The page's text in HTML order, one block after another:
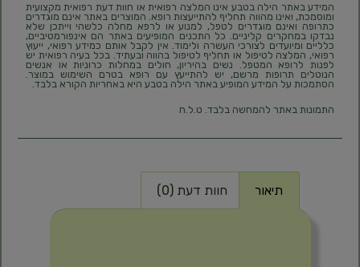
המידע באתר הילה בטבע אינו המלצה רפואית או חוות דעת רפואית מקצועית
ומוסמכת, ואינו מהווה תחליף להתייעצות רופא. המוצרים באתר אינם מוגדרים
כתרופה ואינם מוגדרים לטפל, למנוע או לרפא מחלה כלשהי וייתכן שלא
נבדקו במחקרים קליניים. כל התכנים המופיעים באתר הם אינפורמטיביים,
כלליים ומיועדים לצורכי העשרה ולימוד. אין לקבל אותם כמידע רפואי, ייעוץ
רפואי, המלצה לטיפול או תחליף לטיפול בהווה ובעתיד. בכל בעיה רפואית יש
לפנות לרופא המטפל. נשים בהיריון, חולים במחלות כרוניות או אנשים
הנוטלים תרופות מרשם, יש להתייעץ עם רופא בטרם השימוש במוצר.
הסתמכות על המידע המופיע באתר הילה בטבע היא באחריות הקורא בלבד.
התמונות באתר להמחשה בלבד. ט.ל.ח
תיאור חוות דעת (0)